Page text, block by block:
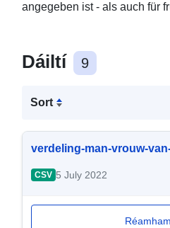
angegeben ist - als auch für
Dáiltí 9
Sort
verdeling-man-vrouw-
CSV 5 July 2022